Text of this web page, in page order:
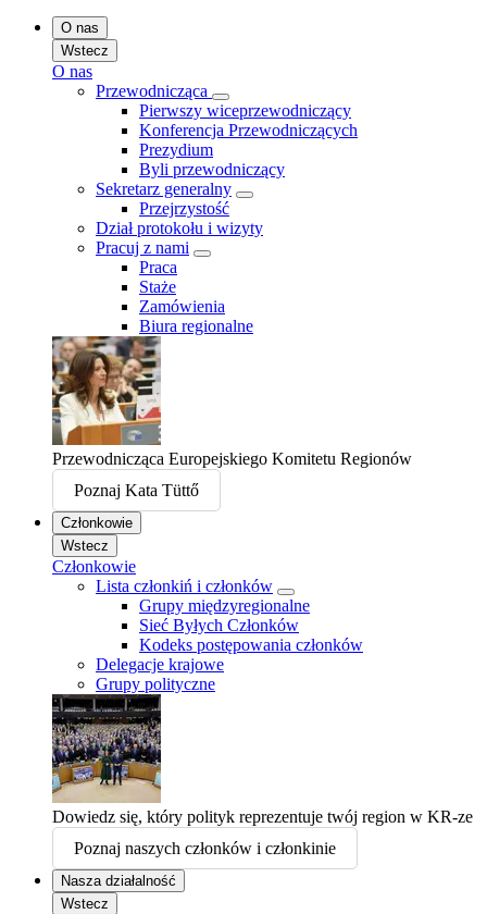
O nas
Wstecz
O nas
Przewodnicząca
Pierwszy wiceprzewodniczący
Konferencja Przewodniczących
Prezydium
Byli przewodniczący
Sekretarz generalny
Przejrzystość
Dział protokołu i wizyty
Pracuj z nami
Praca
Staże
Zamówienia
Biura regionalne
Przewodnicząca Europejskiego Komitetu Regionów
Poznaj Kata Tüttő
Członkowie
Wstecz
Członkowie
Lista członkiń i członków
Grupy międzyregionalne
Sieć Byłych Członków
Kodeks postępowania członków
Delegacje krajowe
Grupy polityczne
Dowiedz się, który polityk reprezentuje twój region w KR-ze
Poznaj naszych członków i członkinie
Nasza działalność
Wstecz